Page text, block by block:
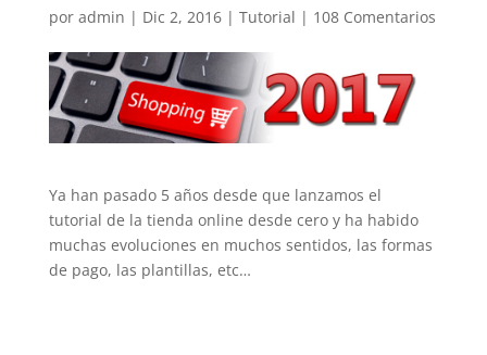
por admin | Dic 2, 2016| Tutorial | 108 Comentarios
Ya han pasado 5 años desde que lanzamos el
tutorial de la tienda online desde cero y ha habido
muchas evoluciones en muchos sentidos, las formas
de pago, las plantillas, etc…